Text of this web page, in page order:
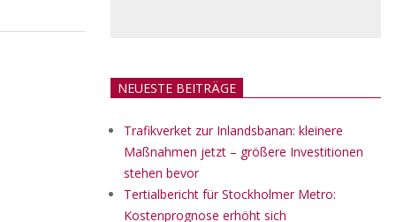
NEUESTE BEITRÄGE
Trafikverket zur Inlandsbanan: kleinere
Maßnahmen jetzt – größere Investitionen
stehen bevor
Tertialbericht für Stockholmer Metro:
Kostenprognose erhöht sich